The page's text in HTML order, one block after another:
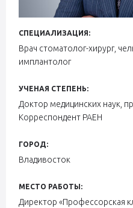
СПЕЦИАЛИЗАЦИЯ:
Врач стоматолог-хирург,
имплантолог
УЧЕНАЯ СТЕПЕНЬ:
Доктор медицинских наук,
Корреспондент РАЕН
ГОРОД:
Владивосток
МЕСТО РАБОТЫ:
Директор «Профессорская